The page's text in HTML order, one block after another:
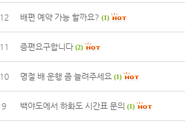
배편 예약 가능 할까요? (1)
증편요구합니다 (2)
명절 배 운행 좀 늘려주세요 (1)
9 백야도에서 하화도 시간표 문의 (1)